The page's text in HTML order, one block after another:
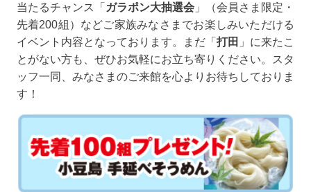
当たるチャンス「 ガラポン大抽選会 」（会員さま限定・
先着200組）などご家族みなさまでお楽しみいただける
イベント内容となっております。まだ「打田 」に来たこ
とがない方も、ぜひお気軽にお立ち寄りください。スタ
ッフ一同、みなさまのご来館を心よりお待ちしておりま
す！